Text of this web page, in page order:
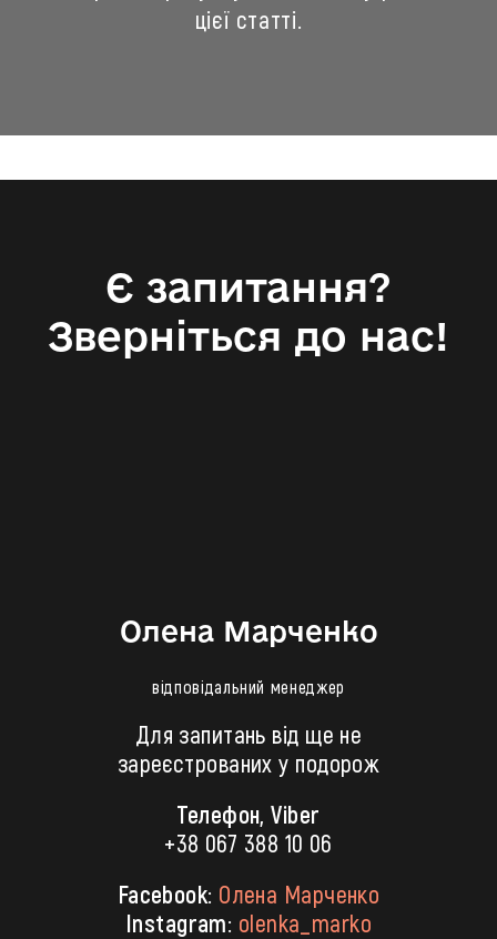
цієї статті.
Є запитання?
Зверніться до нас!
Олена Марченко
відповідальний менеджер
Для запитань від ще не
зареєстрованих у подорож
Телефон, Viber
+38 067 388 10 06
Facebook: Олена Марченко
Instagram: olenka_marko